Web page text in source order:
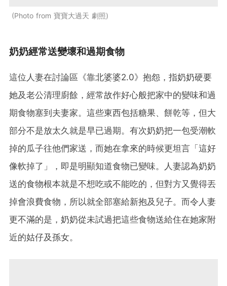
Photo from 寶寶大過天 劇照
奶奶經常送變壞和過期食物
這位人妻在討論區《靠北婆婆2.0》抱怨，指奶奶硬要
她及老公清理廚餘，經常故作好心般把家中的變味和過
期食物塞到夫妻家。這些東西包括糖果、餅乾等，但大
部分不是放太久就是早已過期。有次奶奶把一包受潮軟
掉的瓜子往他們家送，而她在拿來的時候更坦言「這好
像軟掉了」，即是明顯知道食物已變味。人妻認為奶奶
送的食物根本就是不想吃或不能吃的，但對方又覺得丟
掉會浪費食物，所以就全部塞給新抱及兒子。而令人妻
更不滿的是，奶奶從未試過把這些食物送給住在她家附
近的姑仔及孫女。